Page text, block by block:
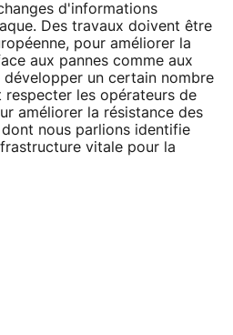
d'informations
Des travaux doivent être
pour améliorer la
aux pannes comme aux
un certain nombre
respecter les opérateurs de
améliorer la résistance des
nous parlions identifie
vitale pour la